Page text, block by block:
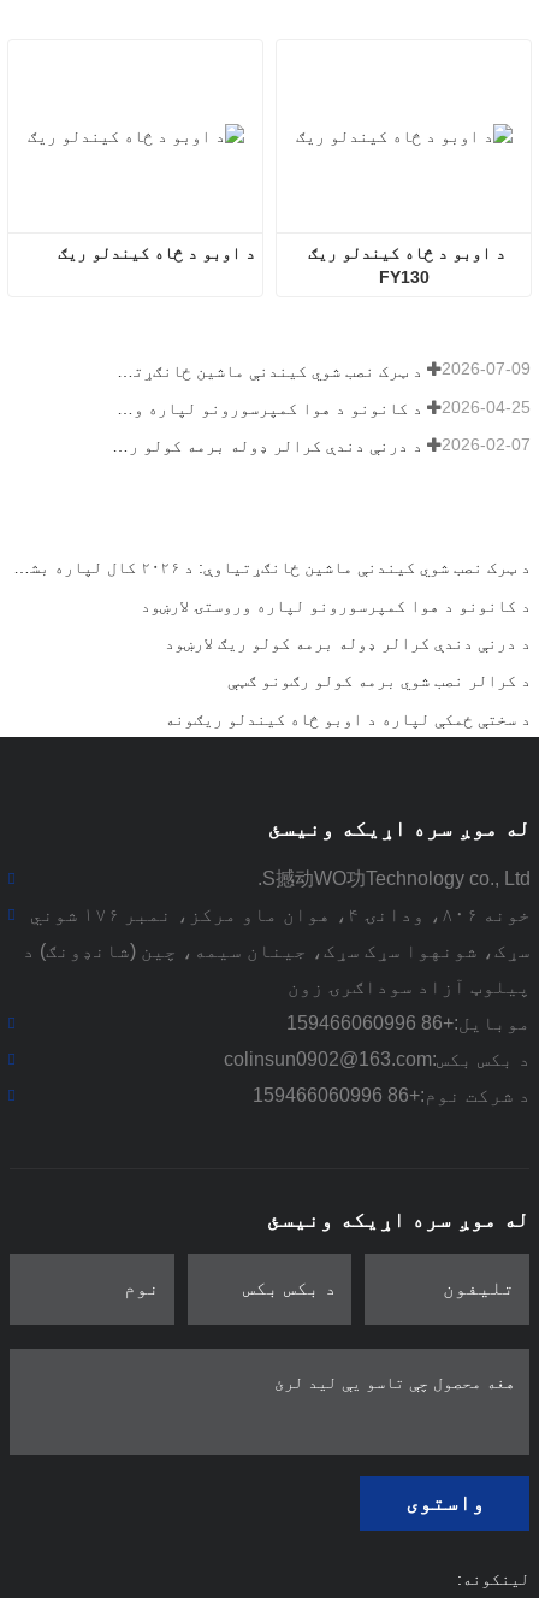
د اوبو د څاه کیندلو ریګ
FY130
2026-07-09
2026-04-25
2026-02-07
د ټرک نصب شوي کیندنې ماشین ځانګړتیاوې: د ۲۰۲۶ کال لپاره بشپړ لارښود
د کانونو د هوا کمپرسورونو لپاره وروستۍ لارښود
د درنې دندې کرالر ډوله برمه کولو ریګ لارښود
د کرالر نصب شوي برمه کولو رګونو ګټې
د سختې ځمکې لپاره د اوبو څاه کیندلو ریګونه
له موږ سره اړیکه ونیسئ
S撼动WO功Technology co., Ltd.
خونه ۸۰۶، ودانۍ ۴، هوان ماو مرکز، نمبر ۱۷۶ شوني
سړک، شونهوا سړک سړک، جینان سیمه، چین (شانډونګ) د
پیلوټ آزاد سوداګرۍ زون
موبایل:+86 159466060996
د بکس بکس:colinsun0902@163.com
د شرکت نوم:+86 159466060996
له موږ سره اړیکه ونیسئ
واستوی
لینکونه: